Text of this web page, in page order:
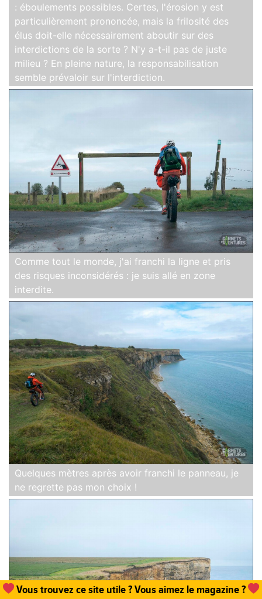
: éboulements possibles. Certes, l'érosion y est
particulièrement prononcée, mais la frilosité des
élus doit-elle nécessairement aboutir sur des
interdictions de la sorte ? N'y a-t-il pas de juste
milieu ? En pleine nature, la responsabilisation
semble prévaloir sur l'interdiction.
Comme tout le monde, j'ai franchi la ligne et pris
des risques inconsidérés : je suis allé en zone
interdite.
Quelques mètres après avoir franchi le panneau, je
ne regrette pas mon choix !
Unabonnement, une commande de numéro
vous permettez que tout cela existe !